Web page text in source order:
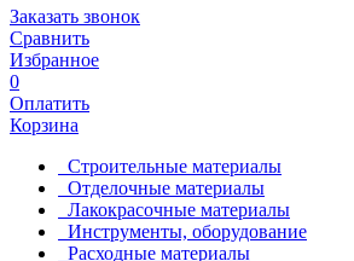
Заказать звонок
Сравнить
Избранное
0
Оплатить
Корзина
Строительные материалы
Отделочные материалы
Лакокрасочные материалы
Инструменты, оборудование
Расходные материалы